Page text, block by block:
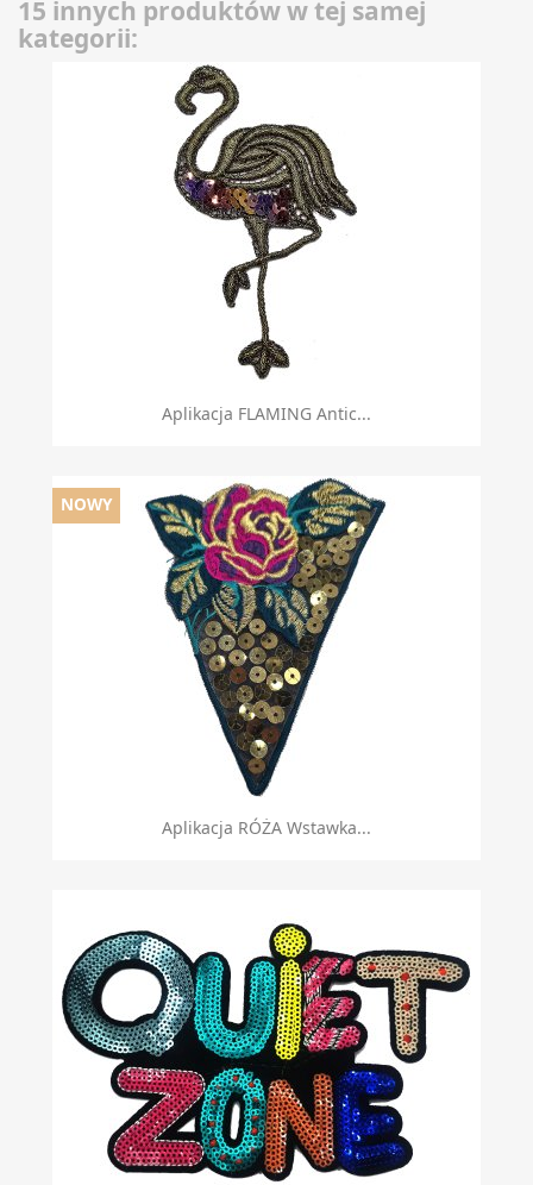
15 innych produktów w tej samej
kategorii:
Aplikacja FLAMING Antic...
Aplikacja RÓŻA Wstawka...
NOWY